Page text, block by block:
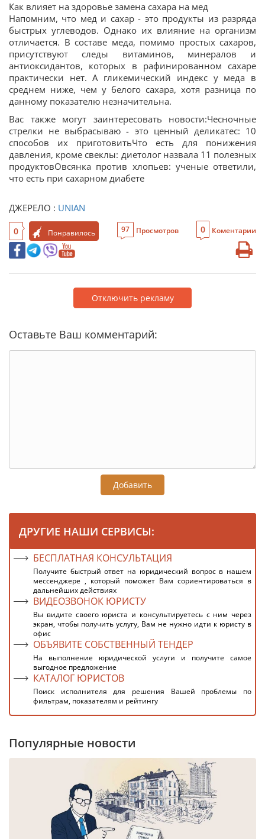
Как влияет на здоровье замена сахара на мед
Напомним, что мед и сахар - это продукты из разряда
быстрых углеводов. Однако их влияние на организм
отличается. В составе меда, помимо простых сахаров,
присутствуют следы витаминов, минералов и
антиоксидантов, которых в рафинированном сахаре
практически нет. А гликемический индекс у меда в
среднем ниже, чем у белого сахара, хотя разница по
данному показателю незначительна.
Вас также могут заинтересовать новости:Чесночные
стрелки не выбрасываю - это ценный деликатес: 10
способов их приготовитьЧто есть для понижения
давления, кроме свеклы: диетолог назвала 11 полезных
продуктовОвсянка против хлопьев: ученые ответили,
что есть при сахарном диабете
ДЖЕРЕЛО : UNIAN
0 Понравилось 97 Просмотров 0 Коментарии
Отключить рекламу
Оставьте Ваш комментарий:
Добавить
ДРУГИЕ НАШИ СЕРВИСЫ:
БЕСПЛАТНАЯ КОНСУЛЬТАЦИЯ
Получите быстрый ответ на юридический вопрос в нашем
мессенджере , который поможет Вам сориентироваться в
дальнейших действиях
ВИДЕОЗВОНОК ЮРИСТУ
Вы видите своего юриста и консультируетесь с ним через
экран, чтобы получить услугу, Вам не нужно идти к юристу в
офис
ОБЪЯВИТЕ СОБСТВЕННЫЙ ТЕНДЕР
На выполнение юридической услуги и получите самое
выгодное предложение
КАТАЛОГ ЮРИСТОВ
Поиск исполнителя для решения Вашей проблемы по
фильтрам, показателям и рейтингу
Популярные новости